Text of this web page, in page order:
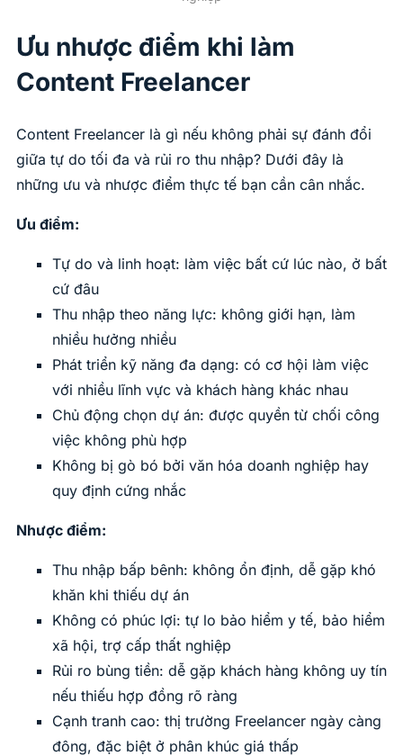
Ưu nhược điểm khi làm
Content Freelancer
Content Freelancer là gì nếu không phải sự đánh đổi
giữa tự do tối đa và rủi ro thu nhập? Dưới đây là
những ưu và nhược điểm thực tế bạn cần cân nhắc.
Ưu điểm:
Tự do và linh hoạt: làm việc bất cứ lúc nào, ở bất
cứ đâu
Thu nhập theo năng lực: không giới hạn, làm
nhiều hưởng nhiều
Phát triển kỹ năng đa dạng: có cơ hội làm việc
với nhiều lĩnh vực và khách hàng khác nhau
Chủ động chọn dự án: được quyền từ chối công
việc không phù hợp
Không bị gò bó bởi văn hóa doanh nghiệp hay
quy định cứng nhắc
Nhược điểm:
Thu nhập bấp bênh: không ổn định, dễ gặp khó
khăn khi thiếu dự án
Không có phúc lợi: tự lo bảo hiểm y tế, bảo hiểm
xã hội, trợ cấp thất nghiệp
Rủi ro bùng tiền: dễ gặp khách hàng không uy tín
nếu thiếu hợp đồng rõ ràng
Cạnh tranh cao: thị trường Freelancer ngày càng
đông, đặc biệt ở phân khúc giá thấp